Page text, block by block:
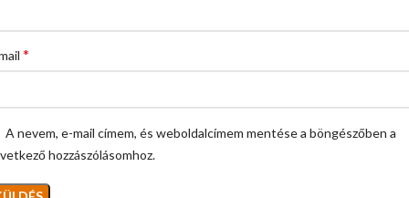
*
A nevem, e-mail címem, és weboldalcímem mentése a böngészőben a
hozzászólásomhoz.